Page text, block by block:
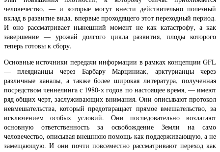
человечество, — и которые могут внести действительно полезный
вклад в развитие вида, впервые проходящего этот переходный период.
И оно рассматривает нынешний момент не как катастрофу, а как
завершение — урожай долгого цикла развития, плоды которого
теперь готовы к сбору.
Основные источники передачи информации в рамках концепции GFL
— плеядианцы через Барбару Марциниак, арктурианцы через
различные каналы, а также более широкая литература, полученная
посредством ченнелинга с 1980-х годов по настоящее время, — имеют
ряд общих черт, заслуживающих внимания. Они описывают протокол
невмешательства, который предотвращает прямое вмешательство, за
исключением особых условий. Они последовательно возлагают
основную ответственность за освобождение Земли на само
человечество, описывая внешнюю помощь как поддерживающую, а не
замещающую. И они почти повсеместно рассматривают переход как